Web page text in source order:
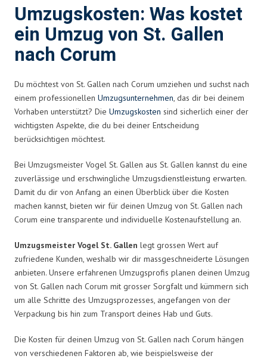
Umzugskosten: Was kostet
ein Umzug von St. Gallen
nach Corum
Du möchtest von St. Gallen nach Corum umziehen und suchst nach
einem professionellen Umzugsunternehmen, das dir bei deinem
Vorhaben unterstützt? Die Umzugskosten sind sicherlich einer der
wichtigsten Aspekte, die du bei deiner Entscheidung
berücksichtigen möchtest.
Bei Umzugsmeister Vogel St. Gallen aus St. Gallen kannst du eine
zuverlässige und erschwingliche Umzugsdienstleistung erwarten.
Damit du dir von Anfang an einen Überblick über die Kosten
machen kannst, bieten wir für deinen Umzug von St. Gallen nach
Corum eine transparente und individuelle Kostenaufstellung an.
Umzugsmeister Vogel St. Gallen legt grossen Wert auf
zufriedene Kunden, weshalb wir dir massgeschneiderte Lösungen
anbieten. Unsere erfahrenen Umzugsprofis planen deinen Umzug
von St. Gallen nach Corum mit grosser Sorgfalt und kümmern sich
um alle Schritte des Umzugsprozesses, angefangen von der
Verpackung bis hin zum Transport deines Hab und Guts.
Die Kosten für deinen Umzug von St. Gallen nach Corum hängen
von verschiedenen Faktoren ab, wie beispielsweise der